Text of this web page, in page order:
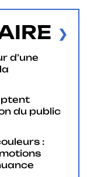
d’une
du public
: